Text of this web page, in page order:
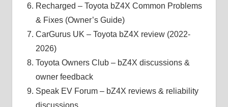
Recharged – Toyota bZ4X Common Problems
& Fixes (Owner’s Guide)
CarGurus UK – Toyota bZ4X review (2022-
2026)
Toyota Owners Club – bZ4X discussions &
owner feedback
Speak EV Forum – bZ4X reviews & reliability
discussions